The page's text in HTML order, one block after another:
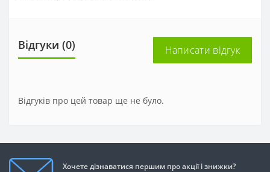
Відгуки (0) Написати відгук
Відгуків про цей товар ще не було.
Хочете дізнаватися першим про акції і знижки?